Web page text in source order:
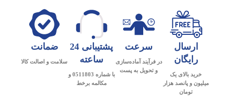
ارسال
رایگان
خرید بالای یک
میلیون و پانصد هزار
تومان
سرعت
در فرآیند آماده‌سازی
و تحویل به پست
پشتیبانی 24
ساعته
با شماره 0511803 و
مکالمه برخط
ضمانت
سلامت و اصالت کالا